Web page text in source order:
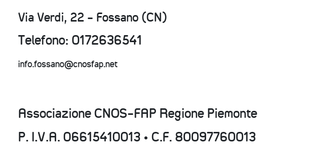
Via Verdi, 22 - Fossano (CN)
Telefono: 0172636541
info.fossano@cnosfap.net
Associazione CNOS-FAP Regione Piemonte
P. I.V.A. 06615410013 • C.F. 80097760013